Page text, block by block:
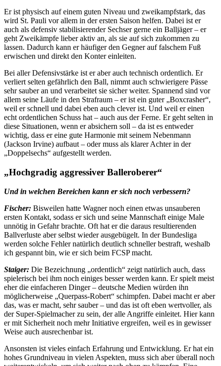
Er ist physisch auf einem guten Niveau und zweikampfstark, das
wird St. Pauli vor allem in der ersten Saison helfen. Dabei ist er
auch als defensiv stabilisierender Sechser gerne ein Balljäger – er
geht Zweikämpfe lieber aktiv an, als sie auf sich zukommen zu
lassen. Dadurch kann er häufiger den Gegner auf falschem Fuß
erwischen und direkt den Konter einleiten.
Bei aller Defensivstärke ist er aber auch technisch ordentlich. Er
verliert selten gefährlich den Ball, nimmt auch schwierigere Pässe
sehr sauber an und verarbeitet sie sicher weiter. Spannend sind vor
allem seine Läufe in den Strafraum – er ist ein guter „Boxcrasher“,
weil er schnell und dabei eben auch clever ist. Und weil er einen
echt ordentlichen Schuss hat – auch aus der Ferne. Er geht selten in
diese Situationen, wenn er absichern soll – da ist es entweder
wichtig, dass er eine gute Harmonie mit seinem Nebenmann
(Jackson Irvine) aufbaut – oder muss als klarer Achter in der
„Doppelsechs“ aufgestellt werden.
„Hochgradig aggressiver Balleroberer“
Und in welchen Bereichen kann er sich noch verbessern?
Fischer: Bisweilen hatte Wagner noch einen etwas unsauberen
ersten Kontakt, sodass er sich und seine Mannschaft einige Male
unnötig in Gefahr brachte. Oft hat er die daraus resultierenden
Ballverluste aber selbst wieder ausgebügelt. In der Bundesliga
werden solche Fehler natürlich deutlich schneller bestraft, weshalb
ich gespannt bin, wie er sich beim FCSP macht.
Staiger: Die Bezeichnung „ordentlich“ zeigt natürlich auch, dass
spielerisch bei ihm noch einiges besser werden kann. Er spielt meist
eher die einfacheren Dinger – deutsche Medien würden ihn
möglicherweise „Querpass-Robert“ schimpfen. Dabei macht er aber
das, was er macht, sehr sauber – und das ist oft eben wertvoller, als
der Super-Spielmacher zu sein, der alle Angriffe einleitet. Hier kann
er mit Sicherheit noch mehr Initiative ergreifen, weil es in gewisser
Weise auch ausrechenbar ist.
Ansonsten ist vieles einfach Erfahrung und Entwicklung. Er hat ein
hohes Grundniveau in vielen Aspekten, muss sich aber überall noch